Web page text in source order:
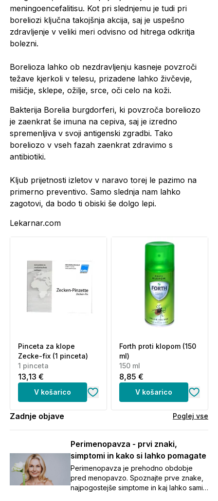
meningoencefalitisu. Kot pri slednjemu je tudi pri
boreliozi ključna takojšnja akcija, saj je uspešno
zdravljenje v veliki meri odvisno od hitrega odkritja
bolezni.
Borelioza lahko ob nezdravljenju kasneje povzroči
težave kjerkoli v telesu, prizadene lahko živčevje,
mišičje, sklepe, ožilje, srce, oči celo na koži.
Bakterija Borelia burgdorferi, ki povzroča boreliozo
je zaenkrat še imuna na cepiva, saj je izredno
spremenljiva v svoji antigenski zgradbi. Tako
boreliozo v vseh fazah zaenkrat zdravimo s
antibiotiki.
Kljub prijetnosti izletov v naravo torej le pazimo na
primerno preventivo. Samo slednja nam lahko
zagotovi, da bodo ti obiski še dolgo lepi.
Lekarnar.com
Pinceta za klope
Zecke-fix (1 pinceta)
1 pinceta
13,13 €
V košarico
Forth proti klopom (150
ml)
150 ml
8,85 €
V košarico
Zadnje objave Poglej vse
Perimenopavza - prvi znaki,
simptomi in kako si lahko pomagate
Perimenopavza je prehodno obdobje
pred menopavzo. Spoznajte prve znake,
najpogostejše simptome in kaj lahko sami